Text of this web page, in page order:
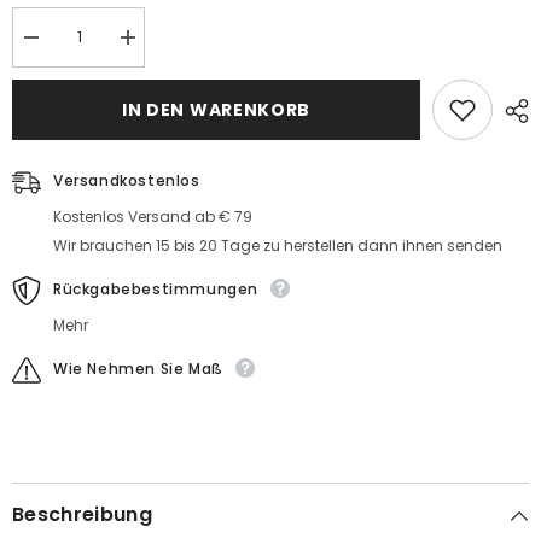
Designer
Hochzeitskleider
Stil
mit
Ärmel
MengeDesigner
Hochzeitskleider
Spitze
Meerjungfrau
Stil
Brautkleid
Ärmel
IN DEN WARENKORB
Versandkostenlos
Kostenlos Versand ab € 79
Wir brauchen 15 bis 20 Tage zu herstellen dann ihnen senden
Rückgabebestimmungen
Mehr
Wie Nehmen Sie Maß
Beschreibung